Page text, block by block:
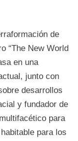
de
“The New World
en una
junto con
desarrollos
y fundador de
para
para los